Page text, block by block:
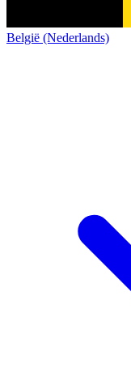
België (Nederlands)